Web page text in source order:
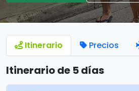
Itinerario Precios
Itinerario de 5 días